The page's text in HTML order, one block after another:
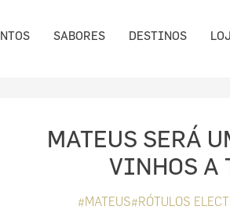
SABORES DESTINOS
MATEUS SERÁ
VINHOS A
#MATEUS#RÓTULOS